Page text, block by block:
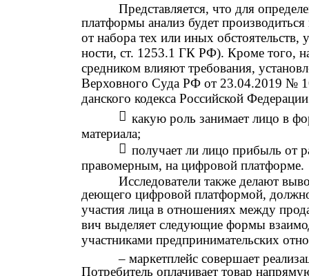
Представляется, что для
платформы анализ будет
от набора тех или иных обстоятельств,
ности, ст. 1253.1 ГК РФ). Кроме того,
средником влияют требования,
Верховного Суда РФ от 23.04.2019 №
данского кодекса Российской
 какую роль занимает лицо в
материала;
 получает ли лицо прибыль от
правомерным, на цифровой платформе.
Исследователи также делают
деющего цифровой платформой,
участия лица в отношениях между
вич выделяет следующие формы
участниками предпринимательских
– маркетплейс совершает
Потребитель оплачивает товар